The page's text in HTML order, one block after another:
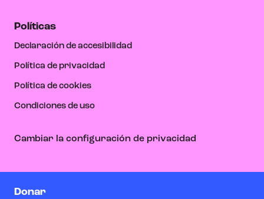
Donar
Políticas
Declaración de accesibilidad
Política de privacidad
Política de cookies
Condiciones de uso
Cambiar la configuración de privacidad